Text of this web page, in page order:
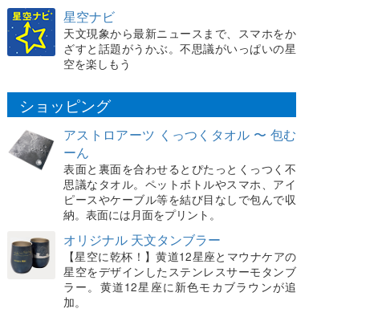
星空ナビ
天文現象から最新ニュースまで、スマホをか
ざすと話題がうかぶ。不思議がいっぱいの星
空を楽しもう
ショッピング
アストロアーツ くっつくタオル 〜 包む
ーん
表面と裏面を合わせるとぴたっとくっつく不
思議なタオル。ペットボトルやスマホ、アイ
ピースやケーブル等を結び目なしで包んで収
納。表面には月面をプリント。
オリジナル 天文タンブラー
【星空に乾杯！】黄道12星座とマウナケアの
星空をデザインしたステンレスサーモタンブ
ラー。黄道12星座に新色モカブラウンが追
加。